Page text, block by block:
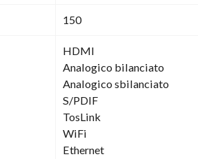
150
HDMI
Analogico bilanciato
Analogico sbilanciato
S/PDIF
TosLink
WiFi
Ethernet